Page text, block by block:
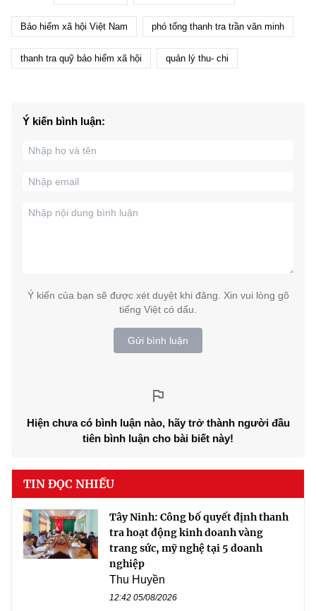
Bảo hiểm xã hội Việt Nam phó tổng thanh tra trần văn minh
thanh tra quỹ bảo hiểm xã hội quản lý thu- chi
Ý kiến bình luận:
Ý kiến của bạn sẽ được xét duyệt khi đăng. Xin vui lòng gõ
tiếng Việt có dấu.
Gửi bình luận
Hiện chưa có bình luận nào, hãy trở thành người đầu
tiên bình luận cho bài biết này!
TIN ĐỌC NHIỀU
Tây Ninh: Công bố quyết định thanh
tra hoạt động kinh doanh vàng
trang sức, mỹ nghệ tại 5 doanh
nghiệp
Thu Huyền
12:42 05/08/2026